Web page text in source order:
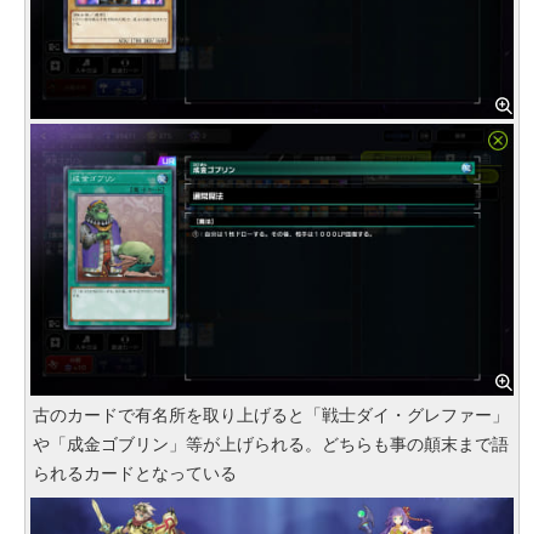
古のカードで有名所を取り上げると「戦士ダイ・グレファー」
や「成金ゴブリン」等が上げられる。どちらも事の顛末まで語
られるカードとなっている